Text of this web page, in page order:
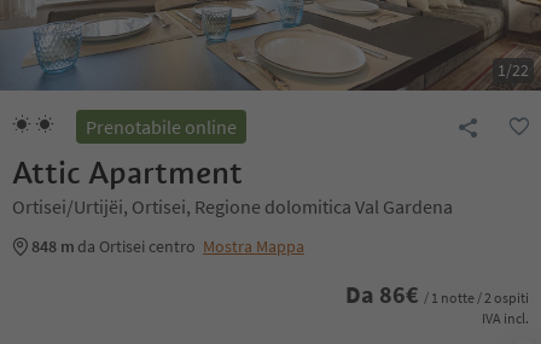
1/22
Prenotabile online
Attic Apartment
Ortisei/Urtijëi, Ortisei, Regione dolomitica Val Gardena
848 m da Ortisei centro Mostra Mappa
Da 86€ / 1 notte / 2 ospiti
IVA incl.